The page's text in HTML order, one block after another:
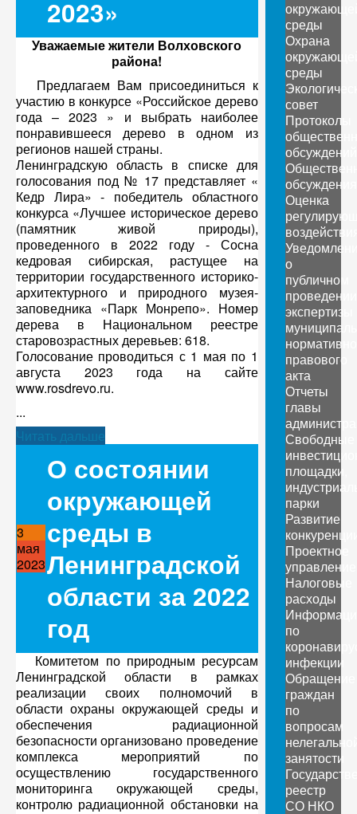
2023»
Уважаемые жители Волховского
района!
Предлагаем Вам присоединиться к
участию в конкурсе «Российское дерево
года – 2023 » и выбрать наиболее
понравившееся дерево в одном из
регионов нашей страны.
Ленинградскую область в списке для
голосования под № 17 представляет «
Кедр Лира» - победитель областного
конкурса «Лучшее историческое дерево
(памятник живой природы),
проведенного в 2022 году - Сосна
кедровая сибирская, растущее на
территории государственного историко-
архитектурного и природного музея-
заповедника «Парк Монрепо». Номер
дерева в Национальном реестре
старовозрастных деревьев: 618.
Голосование проводиться с 1 мая по 1
августа 2023 года на сайте
www.rosdrevo.ru.
...
Читать дальше
3
мая
2023
О состоянии
окружающей
среды в
Ленинградской
области за 2022
год
Комитетом по природным ресурсам
Ленинградской области в рамках
реализации своих полномочий в
области охраны окружающей среды и
обеспечения радиационной
безопасности организовано проведение
комплекса мероприятий по
осуществлению государственного
мониторинга окружающей среды,
контролю радиационной обстановки на
среды
Охрана
среды
совет
Протоколы
обсуждений
обсуждения
Оценка
о
публичном
проведении
экспертизы
правового
акта
Отчеты
главы
Свободные
площадки,
парки
Развитие
Проектное
управление
Налоговые
расходы
по
инфекции
Обращение
граждан
по
вопросам
занятости
реестр
СО НКО